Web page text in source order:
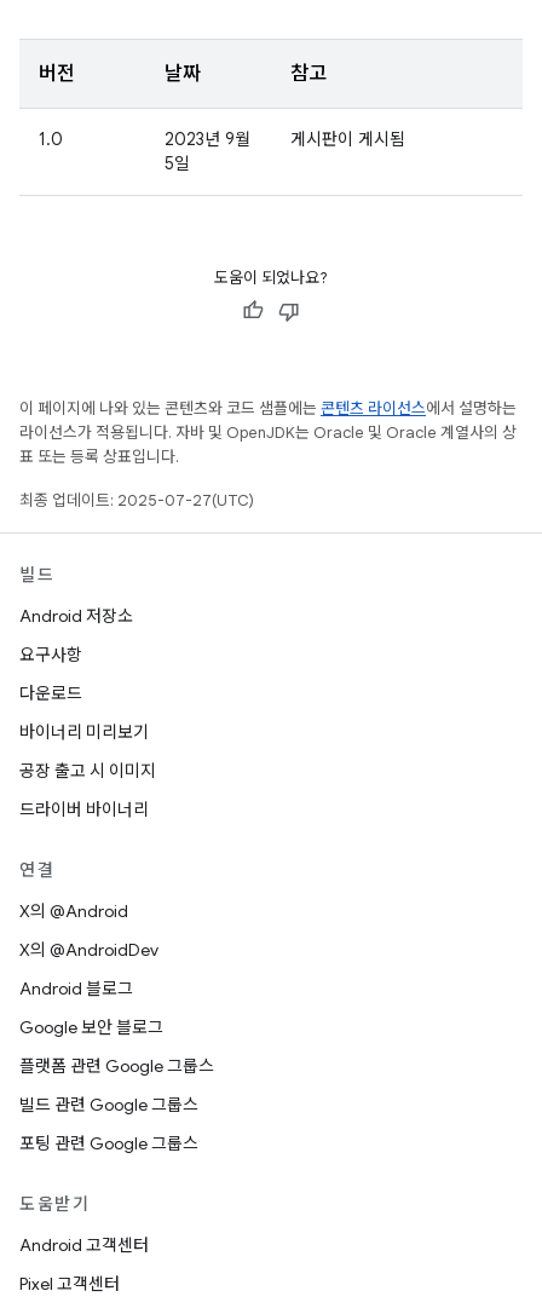
버전 날짜 참고
1.0
2023년 9월
5일
게시판이 게시됨
도움이 되었나요?
이 페이지에 나와 있는 콘텐츠와 코드 샘플에는 콘텐츠 라이선스에서 설명하는
라이선스가 적용됩니다. 자바 및 OpenJDK는 Oracle 및 Oracle 계열사의 상
표 또는 등록 상표입니다.
최종 업데이트: 2025-07-27(UTC)
빌드
Android 저장소
요구사항
다운로드
바이너리 미리보기
공장 출고 시 이미지
드라이버 바이너리
연결
X의 @Android
X의 @AndroidDev
Android 블로그
Google 보안 블로그
플랫폼 관련 Google 그룹스
빌드 관련 Google 그룹스
포팅 관련 Google 그룹스
도움받기
Android 고객센터
Pixel 고객센터